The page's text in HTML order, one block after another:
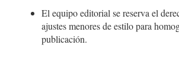
El equipo editorial se reserva el
ajustes menores de estilo para
publicación.